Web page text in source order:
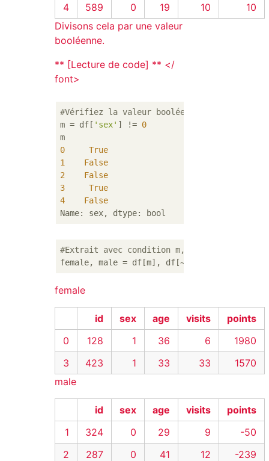
4
589 0 19 10
10
Divisons cela par une valeur
booléenne.
** [Lecture de code] ** </
font>
#Vérifiez la valeur booléenne de m
m = df[ 'sex' ] != 0
0
True
1
False
2
False
3
True
4
False
#Extrait avec condition m, extrait avec
female
id sex age visits
points
0
128 1 36 6
1980
3
423 1 33 33
1570
male
id sex age visits
points
1
324 0 29 9
-50
2
287 0 41 12 -239